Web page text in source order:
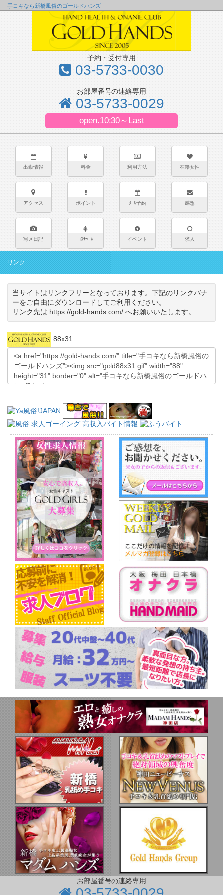
手コキなら新橋風俗のゴールドハンズ
予約・受付専用
03-5733-0030
お部屋番号の連絡専用
03-5733-0029
open.10:30～Last
出勤情報 料金 利用方法 在籍女性
アクセス ポイント ﾒｰﾙ予約 感想
写メ日記 ｺｽﾁｭｰﾑ イベント 求人
リンク
当サイトはリンクフリーとなっております。下記のリンクバナ
ーをご自由にダウンロードしてご利用ください。
リンク先は https://gold-hands.com/ へお願いいたします。
88x31
お部屋番号の連絡専用